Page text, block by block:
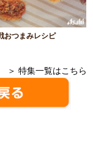
おつまみレシピ
＞ 特集一覧はこちら